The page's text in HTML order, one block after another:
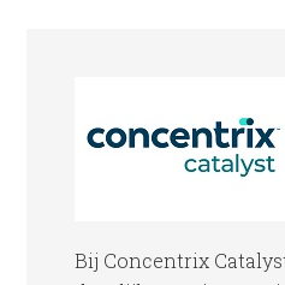
Bij Concentrix